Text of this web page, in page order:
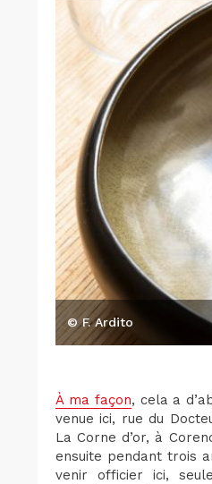
© F. Ardito
À ma façon, cela a
venue ici, rue du
La Corne d’or, à
ensuite pendant trois
venir officier ici,